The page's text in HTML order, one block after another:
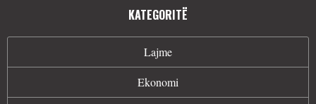
KATEGORITË
Lajme
Ekonomi